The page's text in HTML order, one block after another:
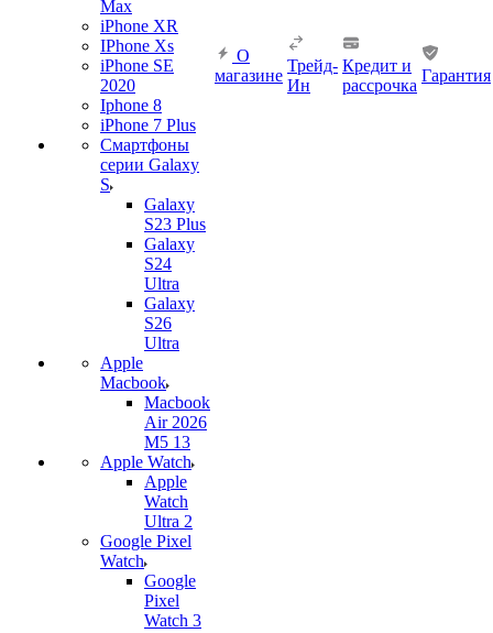
Max
iPhone XR
IPhone Xs
iPhone SE
2020
Iphone 8
iPhone 7 Plus
Смартфоны
серии Galaxy
S
Galaxy
S23 Plus
Galaxy
S24
Ultra
Galaxy
S26
Ultra
Apple
Macbook
Macbook
Air 2026
M5 13
Apple Watch
Apple
Watch
Ultra 2
Google Pixel
Watch
Google
Pixel
Watch 3
О
магазине
Трейд-
Ин
Кредит и
рассрочка
Гарантия